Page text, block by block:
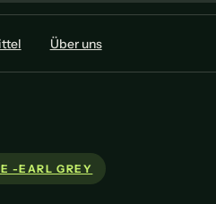
Über uns
-EARL GREY